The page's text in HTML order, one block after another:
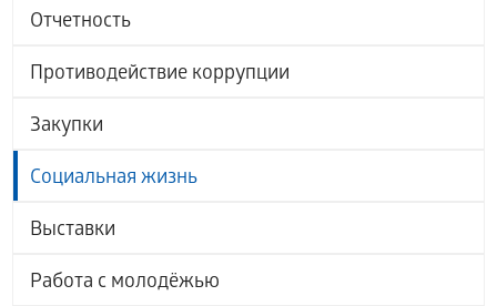
Отчетность
Противодействие коррупции
Закупки
Социальная жизнь
Выставки
Работа с молодёжью